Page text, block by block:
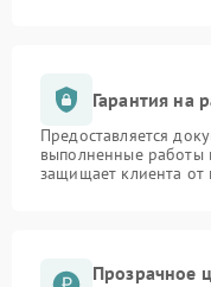
Гарантия на
Предоставляется
выполненные работы
защищает клиента от
Прозрачное